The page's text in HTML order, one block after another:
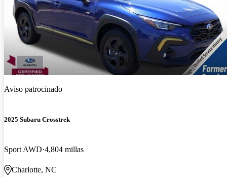
Aviso patrocinado
2025 Subaru Crosstrek
Sport AWD 4,804 millas
Charlotte, NC